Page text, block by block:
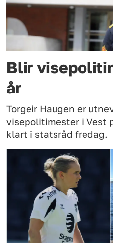
Blir
år
Torgeir Haugen er
visepolitimester i Vest
klart i statsråd fredag.